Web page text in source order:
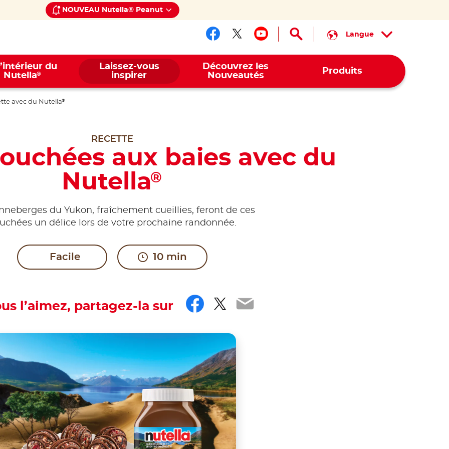
NOUVEAU Nutella® Peanut
Suivez-nous sur facebook
Suivez-nous sur twitter
Suivez-nous sur youtube
Langue
du
Nutella®
Laissez-vous
inspirer
Découvrez les
Nouveautés
Produits
avec du Nutella®
RECETTE
aux baies avec du
Nutella®
du Yukon, fraîchement cueillies, feront de ces
un délice lors de votre prochaine randonnée.
Facile 10 min
l’aimez, partagez-la sur Facebook
Twitter
Email